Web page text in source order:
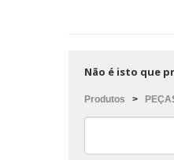
Não é isto que
Produtos >